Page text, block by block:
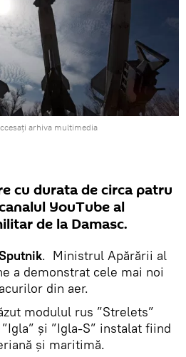
arhiva multimedia
cu durata de circa patru
YouTube al
de la Damasc.
. Ministrul Apărării al
a demonstrat cele mai noi
din aer.
modulul rus ”Strelets”
și ”Igla-S” instalat fiind
și maritimă.